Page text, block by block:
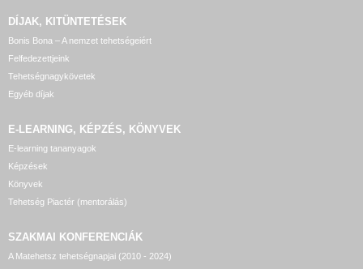
DÍJAK, KITÜNTETÉSEK
Bonis Bona – A nemzet tehetségeiért
Felfedezettjeink
Tehetségnagykövetek
Egyéb díjak
E-LEARNING, KÉPZÉS, KÖNYVEK
E-learning tananyagok
Képzések
Könyvek
Tehetség Piactér (mentorálás)
SZAKMAI KONFERENCIÁK
A Matehetsz tehetségnapjai (2010 - 2024)